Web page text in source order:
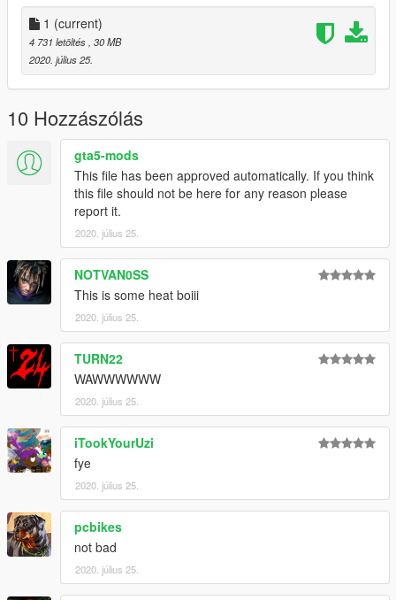
1 (current)
4 731 letöltés , 30 MB
2020. július 25.
10 Hozzászólás
gta5-mods
This file has been approved automatically. If you think
this file should not be here for any reason please
report it.
2020. július 25.
NOTVAN0SS
This is some heat boiii
2020. július 25.
TURN22
WAWWWWWW
2020. július 25.
iTookYourUzi
fye
2020. július 25.
pcbikes
not bad
2020. július 25.